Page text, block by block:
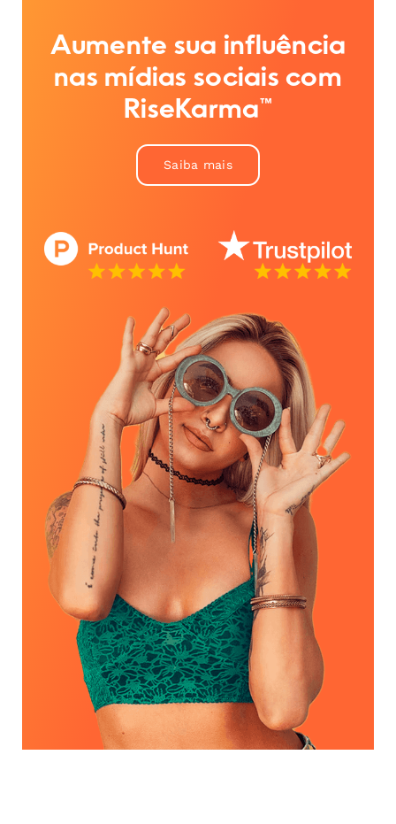
Aumente sua influência
nas mídias sociais com
RiseKarma™
Saiba mais